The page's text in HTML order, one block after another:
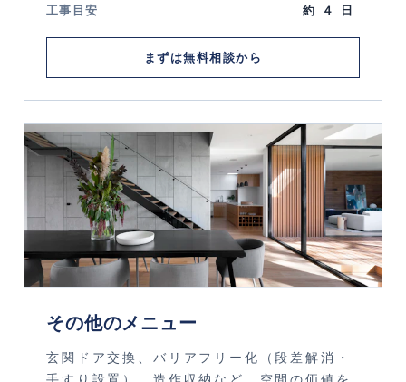
工事目安 約４日
まずは無料相談から
その他のメニュー
玄関ドア交換、バリアフリー化（段差解消・
手すり設置）、造作収納など、空間の価値を